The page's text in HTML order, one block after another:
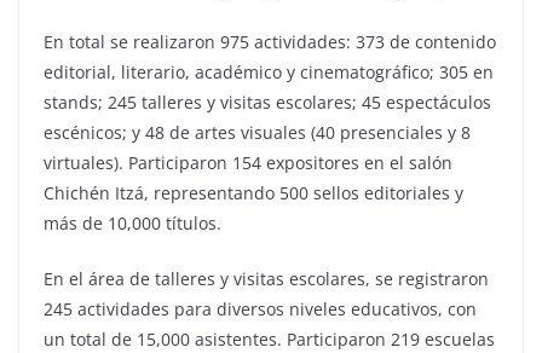
En total se realizaron 975 actividades: 373 de contenido
editorial, literario, académico y cinematográfico; 305 en
stands; 245 talleres y visitas escolares; 45 espectáculos
escénicos; y 48 de artes visuales (40 presenciales y 8
virtuales). Participaron 154 expositores en el salón
Chichén Itzá, representando 500 sellos editoriales y
más de 10,000 títulos.
En el área de talleres y visitas escolares, se registraron
245 actividades para diversos niveles educativos, con
un total de 15,000 asistentes. Participaron 219 escuelas